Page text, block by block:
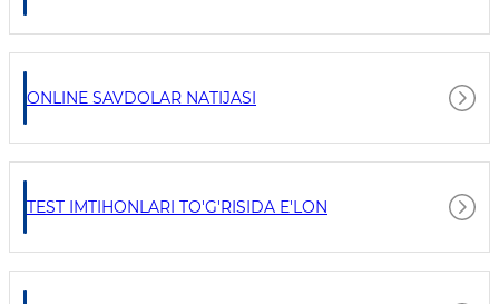
ONLINE SAVDOLAR NATIJASI
TEST IMTIHONLARI TO'G'RISIDA E'LON